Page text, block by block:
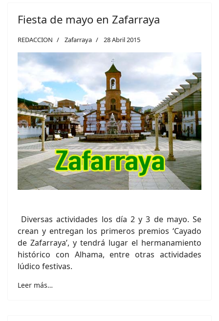
Fiesta de mayo en Zafarraya
REDACCION Zafarraya 28 Abril 2015
Diversas actividades los día 2 y 3 de mayo. Se
crean y entregan los primeros premios ‘Cayado
de Zafarraya’, y tendrá lugar el hermanamiento
histórico con Alhama, entre otras actividades
lúdico festivas.
Leer más…